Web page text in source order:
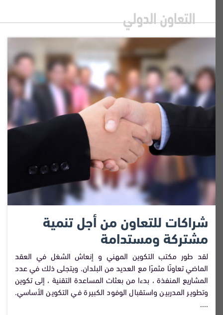
التعاون الدولي
شراكات للتعاون من أجل تنمية
مشتركة ومستدامة‎
لقد طور مكتب التكوين المهني و إنعاش الشغل في العقد
الماضي تعاونًا مثمرًا مع العديد من البلدان. ويتجلى ذلك في عدد
المشاريع المنفذة ، بدءا من بعثات المساعدة التقنية ، إلى تكوين
وتطوير المدربين واستقبال الوفود الكبيرة في التكوين الأساسي.